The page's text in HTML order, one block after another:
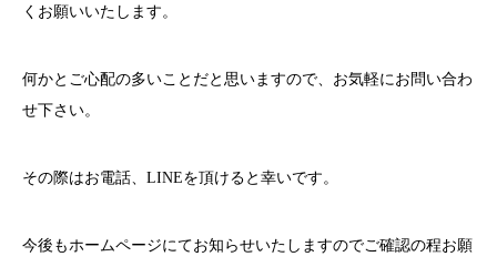
くお願いいたします。
何かとご心配の多いことだと思いますので、お気軽にお問い合わ
せ下さい。
その際はお電話、 LINEを頂けると幸いです。
今後もホームページにてお知らせいたしますのでご確認の程お願